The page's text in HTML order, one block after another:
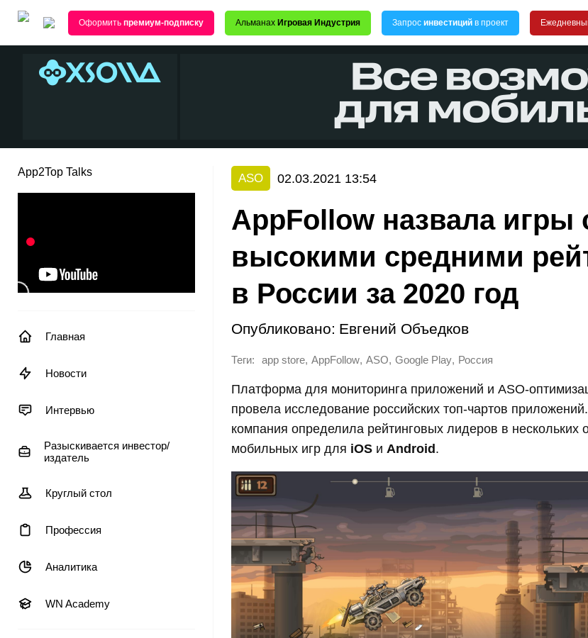
Оформить премиум-подписку Альманах Игровая Индустрия Запрос инвестиций в проект
App2Top Talks
Главная
Новости
Интервью
Разыскивается инвестор/
издатель
Круглый стол
Профессия
Аналитика
WN Academy
ASO 02.03.2021 13:54
AppFollow назвала
высокими средними
в России за 2020 год
Опубликовано: Евгений Объедков
Теги: app store, AppFollow, ASO, Google Play, Россия
Платформа для мониторинга приложений и ASO-
провела исследование российских топ-чартов
компания определила рейтинговых лидеров в нескольких
мобильных игр для iOS и Android .